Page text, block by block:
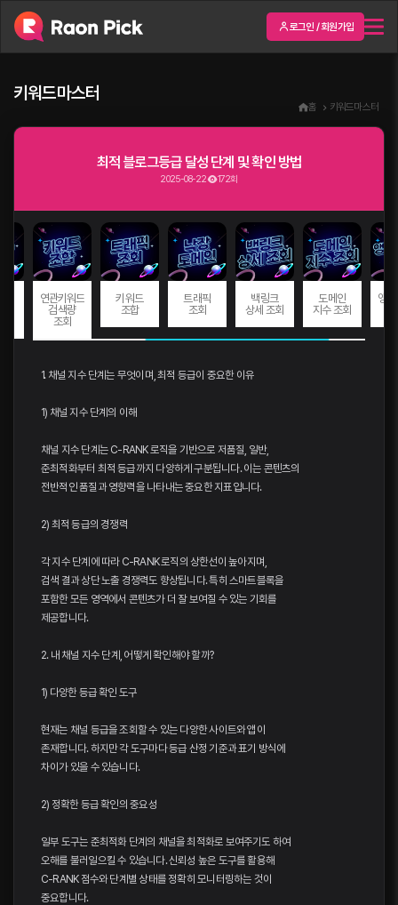
로그인 / 회원가입
키워드마스터
홈 키워드마스터
최적 블로그등급 달성 단계 및 확인 방법
2025-08-22 172회
연관키워드
검색량
조회
키워드
조합
트래픽
조회
백링크
상세 조회
도메인
지수 조회
앵
1. 채널 지수 단계는 무엇이며, 최적 등급이 중요한 이유
1) 채널 지수 단계의 이해
채널 지수 단계는 C-RANK 로직을 기반으로 저품질, 일반,
준최적화부터 최적 등급까지 다양하게 구분됩니다. 이는 콘텐츠의
전반적인 품질과 영향력을 나타내는 중요한 지표입니다.
2) 최적 등급의 경쟁력
각 지수 단계에 따라 C-RANK 로직의 상한선이 높아지며,
검색 결과 상단 노출 경쟁력도 향상됩니다. 특히 스마트블록을
포함한 모든 영역에서 콘텐츠가 더 잘 보여질 수 있는 기회를
제공합니다.
2. 내 채널 지수 단계, 어떻게 확인해야 할까?
1) 다양한 등급 확인 도구
현재는 채널 등급을 조회할 수 있는 다양한 사이트와 앱이
존재합니다. 하지만 각 도구마다 등급 산정 기준과 표기 방식에
차이가 있을 수 있습니다.
2) 정확한 등급 확인의 중요성
일부 도구는 준최적화 단계의 채널을 최적화로 보여주기도 하여
오해를 불러일으킬 수 있습니다. 신뢰성 높은 도구를 활용해
C-RANK 점수와 단계별 상태를 정확히 모니터링하는 것이
중요합니다.